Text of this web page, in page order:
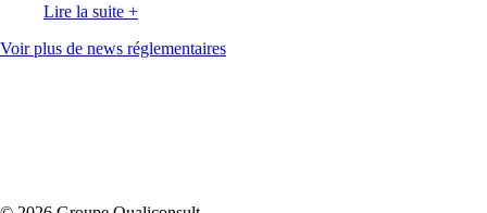
Lire la suite +
Voir plus de news réglementaires